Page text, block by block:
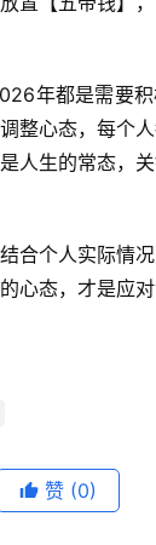
年都是需要
整心态，每个
人生的常态，
合个人实际情
心态，才是应
赞 (0)